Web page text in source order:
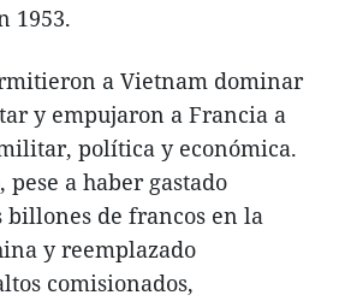
1953.
a Vietnam dominar
y empujaron a Francia a
política y económica.
a haber gastado
billones de francos en la
y reemplazado
comisionados,